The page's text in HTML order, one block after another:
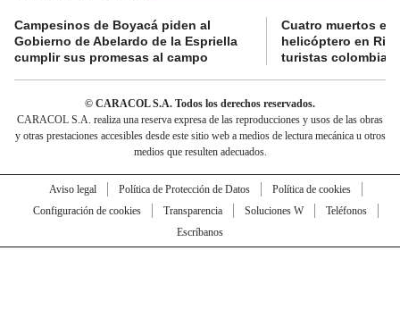
Campesinos de Boyacá piden al
Gobierno de Abelardo de la Espriella
cumplir sus promesas al campo
Cuatro muertos en
helicóptero en
turistas
© CARACOL S.A. Todos los derechos reservados.
CARACOL S.A. realiza una reserva expresa de las reproducciones y usos de las obras
y otras prestaciones accesibles desde este sitio web a medios de lectura mecánica u otros
medios que resulten adecuados.
Aviso legal Política de Protección de Datos
Política de cookies
Configuración de cookies
Transparencia Soluciones W
Teléfonos
Escríbanos